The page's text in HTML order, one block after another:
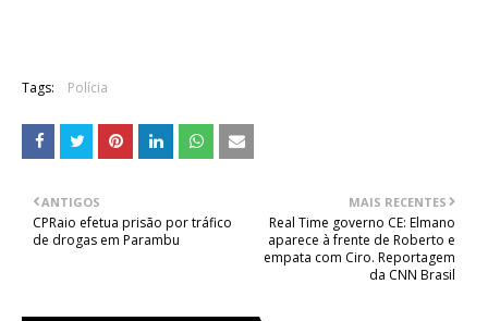
Tags: Polícia
MAIS RECENTES
Real Time governo CE: Elmano
aparece à frente de Roberto e
empata com Ciro. Reportagem
da CNN Brasil
ANTIGOS
CPRaio efetua prisão por tráfico
de drogas em Parambu